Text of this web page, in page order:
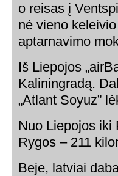
o reisas į
nė vieno
aptarnavimo
Iš Liepojos
Kaliningradą.
„Atlant Soyuz”
Nuo Liepojos iki
Rygos – 211
Beje, latviai